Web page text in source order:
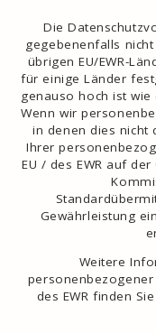
Die
gegebenenfalls
übrigen EU/EWR-
für einige Länder
genauso hoch ist wie
Wenn wir
in denen dies nicht
Ihrer
EU / des EWR auf
Gewährleistung
Weitere
des EWR finden